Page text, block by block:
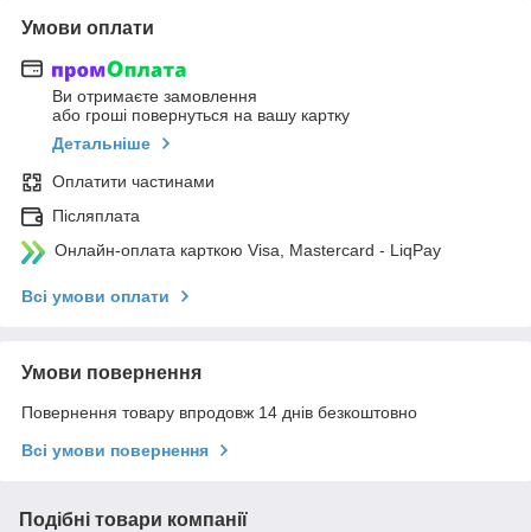
Умови оплати
Ви отримаєте замовлення
або гроші повернуться на вашу картку
Детальніше
Оплатити частинами
Післяплата
Онлайн-оплата карткою Visa, Mastercard - LiqPay
Всі умови оплати
Умови повернення
Повернення товару впродовж 14 днів безкоштовно
Всі умови повернення
Подібні товари компанії